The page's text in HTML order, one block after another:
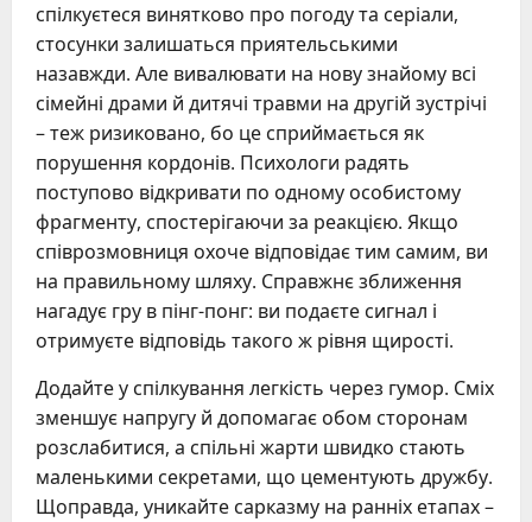
спілкуєтеся винятково про погоду та серіали,
стосунки залишаться приятельськими
назавжди. Але вивалювати на нову знайому всі
сімейні драми й дитячі травми на другій зустрічі
– теж ризиковано, бо це сприймається як
порушення кордонів. Психологи радять
поступово відкривати по одному особистому
фрагменту, спостерігаючи за реакцією. Якщо
співрозмовниця охоче відповідає тим самим, ви
на правильному шляху. Справжнє зближення
нагадує гру в пінг-понг: ви подаєте сигнал і
отримуєте відповідь такого ж рівня щирості.
Додайте у спілкування легкість через гумор. Сміх
зменшує напругу й допомагає обом сторонам
розслабитися, а спільні жарти швидко стають
маленькими секретами, що цементують дружбу.
Щоправда, уникайте сарказму на ранніх етапах –